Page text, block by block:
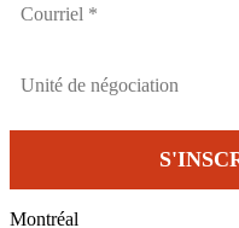
Montréal